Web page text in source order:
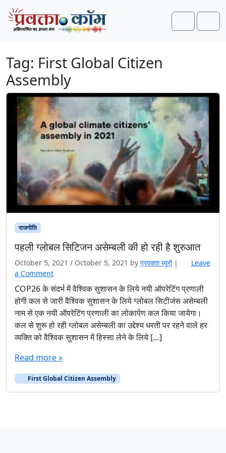
Skip to content
Skip to footer
Search
Tag: First Global Citizen
Assembly
राजनीति
पहली ग्लोबल सिटिजन असेम्बली की हो रही है शुरुआत
October 5, 2021 / October 5, 2021 by प्रवक्‍ता ब्यूरो |
Leave
a Comment
COP26 के संदर्भ में वैश्विक सुशासन के लिये नयी ऑपरेटिंग प्रणाली
होगी कल से जारी वैश्विक सुशासन के लिये ग्लोबल सिटीजंस असेम्बली
नाम से एक नयी ऑपरेटिंग प्रणाली का लोकार्पण कल किया जायेगा।
कल से शुरू हो रही ग्‍लोबल असेम्‍बली का उद्देश्‍य धरती पर रहने वाले हर
व्‍यक्ति को वैश्विक सुशासन में हिस्‍सा लेने के लिये […]
Read more »
First Global Citizen Assembly